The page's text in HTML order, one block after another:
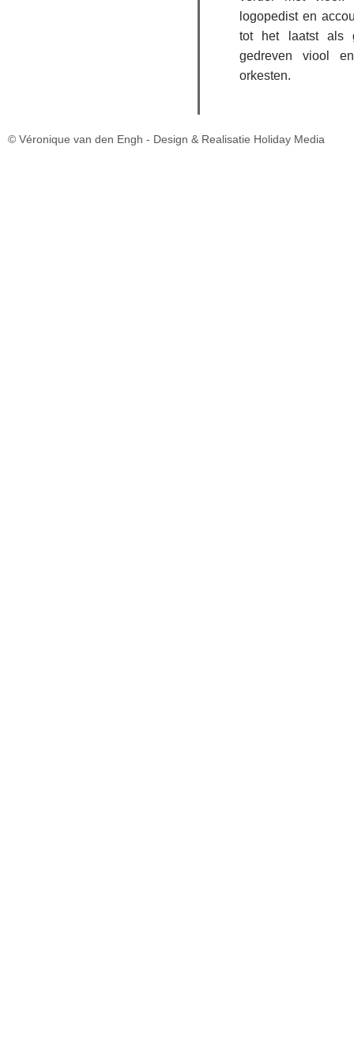
logopedist en
tot het laatst als
gedreven viool
orkesten.
© Véronique van den Engh - Design & Realisatie Holiday Media